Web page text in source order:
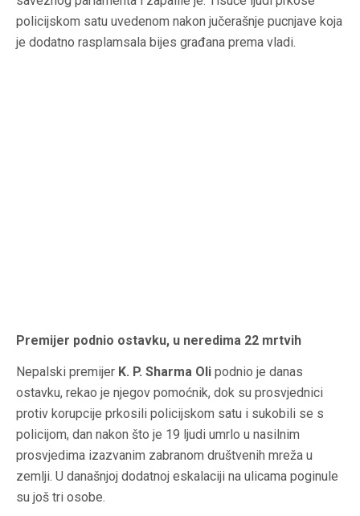
policijskom satu uvedenom nakon jučerašnje pucnjave koja
je dodatno rasplamsala bijes građana prema vladi.
Premijer podnio ostavku, u neredima 22 mrtvih
Nepalski premijer K. P. Sharma Oli podnio je danas
ostavku, rekao je njegov pomoćnik, dok su prosvjednici
protiv korupcije prkosili policijskom satu i sukobili se s
policijom, dan nakon što je 19 ljudi umrlo u nasilnim
prosvjedima izazvanim zabranom društvenih mreža u
zemlji. U današnjoj dodatnoj eskalaciji na ulicama poginule
su još tri osobe.